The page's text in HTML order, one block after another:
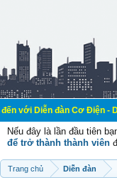
đàn Cơ Điện - Diễn đàn
Nếu đây là lần đầu tiên
để trở thành thành viên
Trang chủ Diễn đàn